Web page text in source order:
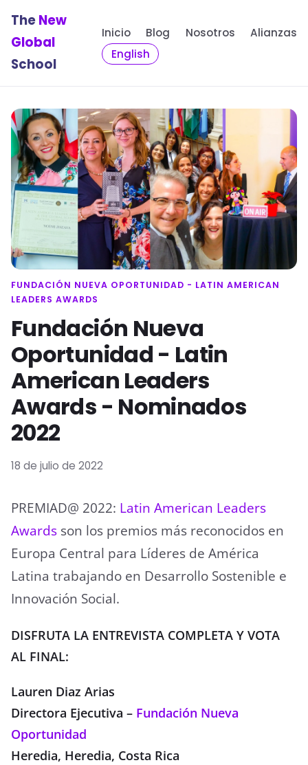
The New
Global
School
Inicio Blog Nosotros
Alianzas
English
FUNDACIÓN NUEVA OPORTUNIDAD - LATIN AMERICAN
LEADERS AWARDS
Fundación Nueva
Oportunidad - Latin
American Leaders
Awards - Nominados
2022
18 de julio de 2022
PREMIAD@ 2022: Latin American Leaders
Awards son los premios más reconocidos en
Europa Central para Líderes de América
Latina trabajando en Desarrollo Sostenible e
Innovación Social.
DISFRUTA LA ENTREVISTA COMPLETA Y VOTA
AL FINAL:
Lauren Diaz Arias
Directora Ejecutiva – Fundación Nueva
Oportunidad
Heredia, Heredia, Costa Rica